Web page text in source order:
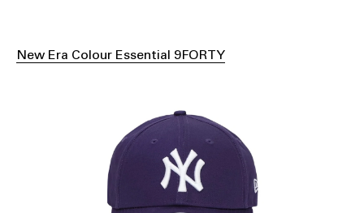
New Era Colour Essential 9FORTY